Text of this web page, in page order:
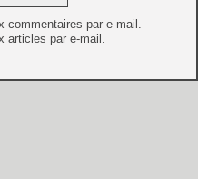
commentaires par e-mail.
articles par e-mail.